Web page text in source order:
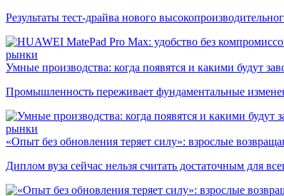
Результаты тест-драйва нового
рынки
Умные производства: когда появятся и какими будут
Промышленность переживает фундаментальные
рынки
«Опыт без обновления теряет силу»: взрослые
Диплом вуза сейчас нельзя считать достаточным для